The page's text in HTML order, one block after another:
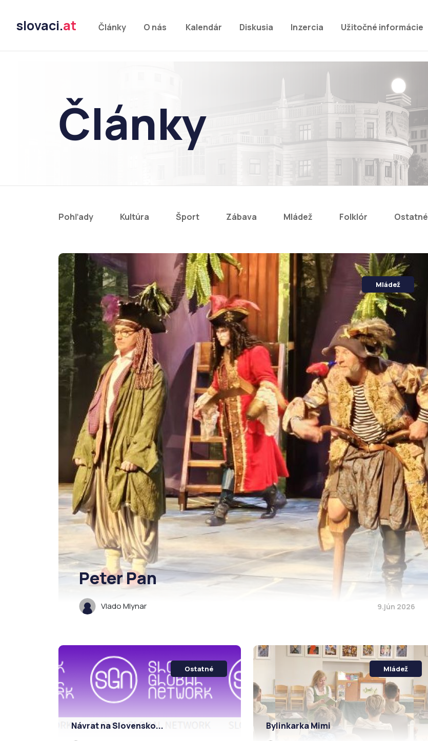
slovaci.at Články O nás Kalendár Diskusia Inzercia Užitočné informácie
Články
Pohľady Kultúra Šport Zábava Mládež Folklór Ostatné
Mládež
Peter Pan
Vlado Mlynar 9.jún 2026
Ostatné
Návrat na Slovensko...
Mládež
Bylinkarka Mimi